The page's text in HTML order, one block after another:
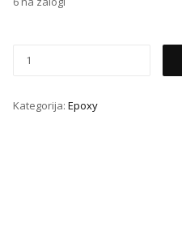
Kategorija: Epoxy